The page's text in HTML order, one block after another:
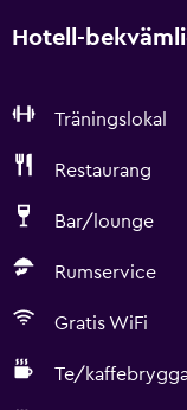
Hotell-
Träningslokal
Restaurang
Bar/lounge
Rumservice
Gratis WiFi
Te/